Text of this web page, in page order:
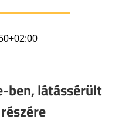
ben, látássérült